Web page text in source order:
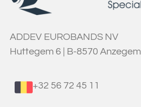
ADDEV EUROBANDS NV
Huttegem 6 | B-8570 Anzegem
+32 56 72 45 11